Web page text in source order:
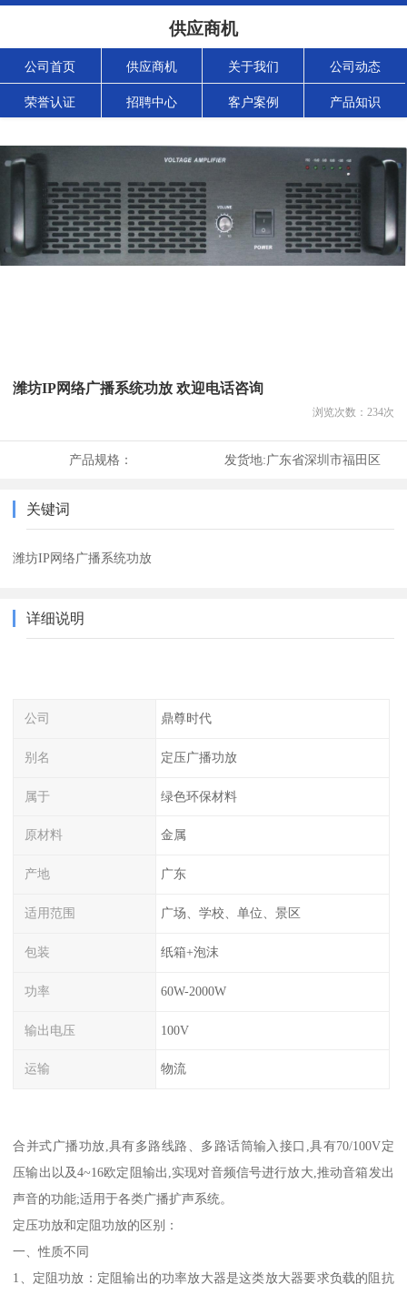
供应商机
公司首页 供应商机 关于我们 公司动态
荣誉认证 招聘中心 客户案例 产品知识
潍坊IP网络广播系统功放 欢迎电话咨询
浏览次数： 234次
产品规格： 发货地:广东省深圳市福田区
关键词
潍坊IP网络广播系统功放
详细说明
公司 鼎尊时代
别名 定压广播功放
属于 绿色环保材料
原材料 金属
产地 广东
适用范围 广场、学校、单位、景区
包装 纸箱+泡沫
功率 60W-2000W
输出电压 100V
运输 物流
合并式广播功放,具有多路线路、多路话筒输入接口,具有70/100V定
压输出以及4~16欧定阻输出,实现对音频信号进行放大,推动音箱发出
声音的功能;适用于各类广播扩声系统。
定压功放和定阻功放的区别：
一、性质不同
1、定阻功放：定阻输出的功率放大器是这类放大器要求负载的阻抗